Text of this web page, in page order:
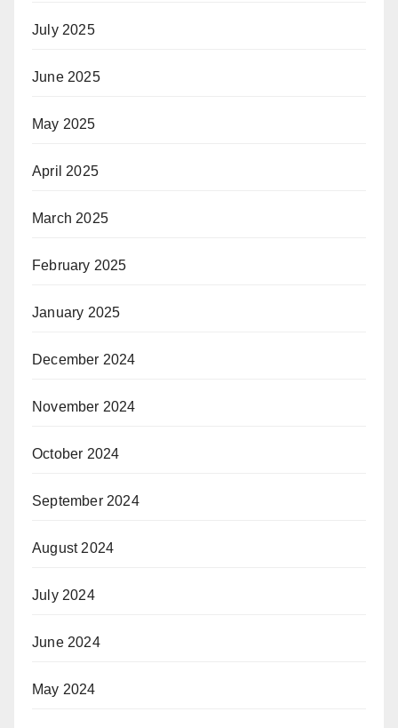
July 2025
June 2025
May 2025
April 2025
March 2025
February 2025
January 2025
December 2024
November 2024
October 2024
September 2024
August 2024
July 2024
June 2024
May 2024